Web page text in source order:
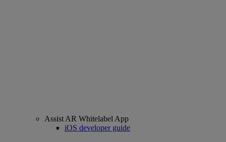
Assist AR Whitelabel App
iOS developer guide